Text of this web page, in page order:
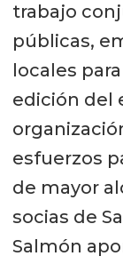
trabajo
públicas,
locales
edición del
esfuerzos
de mayor
socias de
Salmón